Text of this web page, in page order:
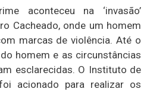
aconteceu na ‘invasão’
Cacheado, onde um homem
marcas de violência. Até o
homem e as circunstâncias
esclarecidas. O Instituto de
acionado para realizar os